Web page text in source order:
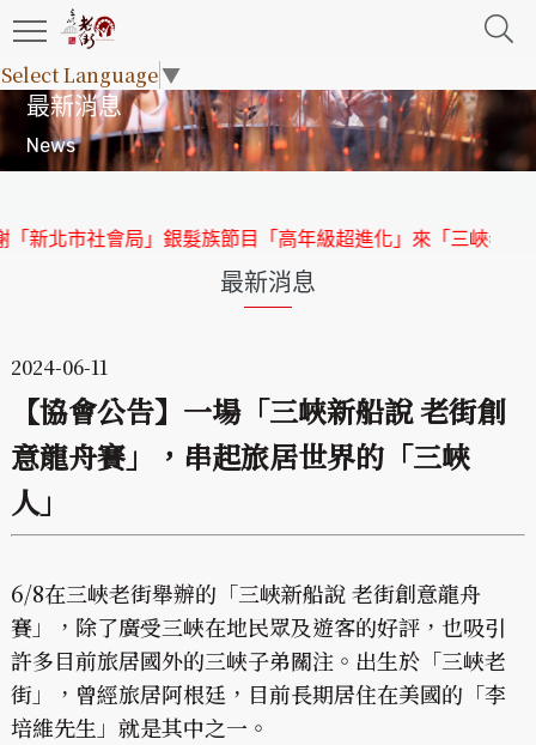
Select Language▼
最新消息
News
市社會局」銀髮族節目「高年級超進化」來「三峽老街」取
最新消息
2024-06-11
【協會公告】一場「三峽新船說 老街創
意龍舟賽」，串起旅居世界的「三峽
人」
6/8在三峽老街舉辦的「三峽新船說 老街創意龍舟
賽」，除了廣受三峽在地民眾及遊客的好評，也吸引
許多目前旅居國外的三峽子弟關注。出生於「三峽老
街」，曾經旅居阿根廷，目前長期居住在美國的「李
培維先生」就是其中之一。